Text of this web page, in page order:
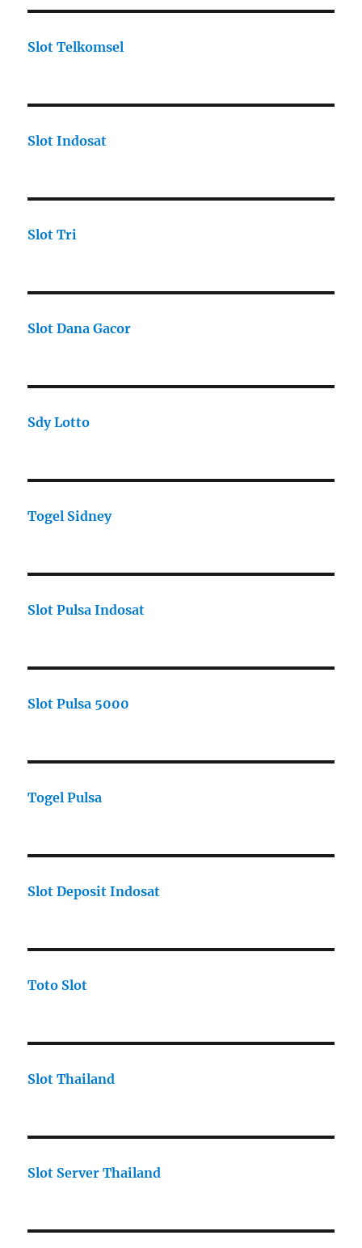
Slot Telkomsel
Slot Indosat
Slot Tri
Slot Dana Gacor
Sdy Lotto
Togel Sidney
Slot Pulsa Indosat
Slot Pulsa 5000
Togel Pulsa
Slot Deposit Indosat
Toto Slot
Slot Thailand
Slot Server Thailand